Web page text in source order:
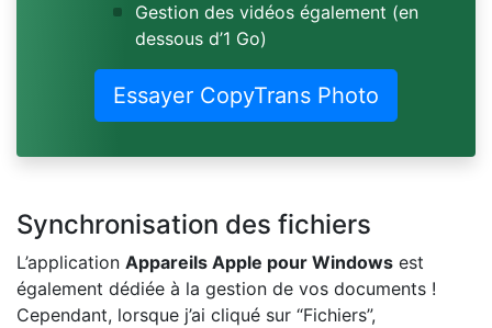
Gestion des vidéos également (en
dessous d’1 Go)
Essayer CopyTrans Photo
Synchronisation des fichiers
L’application Appareils Apple pour Windows est
également dédiée à la gestion de vos documents !
Cependant, lorsque j’ai cliqué sur “Fichiers”,